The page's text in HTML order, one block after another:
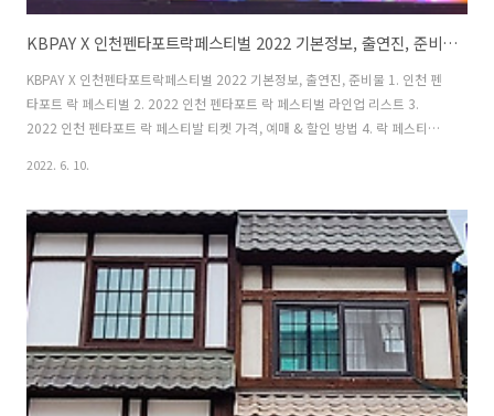
KBPAY X 인천펜타포트락페스티벌 2022 기본정보, 출연진, 준비물, 할인티켓
KBPAY X 인천펜타포트락페스티벌 2022 기본정보, 출연진, 준비물 1. 인천 펜
타포트 락 페스티벌 2. 2022 인천 펜타포트 락 페스티벌 라인업 리스트 3.
2022 인천 펜타포트 락 페스티발 티켓 가격, 예매 & 할인 방법 4. 락 페스티발
리 앨리스! Korea's Best Rock Festival 국내 최고 락 페스티벌 KBPAY X 인천
그간 인기많은 국내 최고 페스티발이었으나 코로나19로 인해서 대면행사로 열
리지 못했다. 하지만 2022년부터 사회적 거리두기 해제에 따라 3년 만에 대면
으로 행사가 진행된다. 지난 달 12일 판매된 블라..
2022. 6. 10.